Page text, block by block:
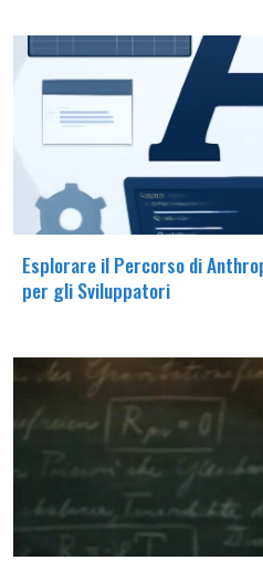
Esplorare il Percorso di
per gli Sviluppatori